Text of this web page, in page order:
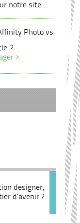
notre site…
Photo vs
?
>
designer,
d’avenir ?